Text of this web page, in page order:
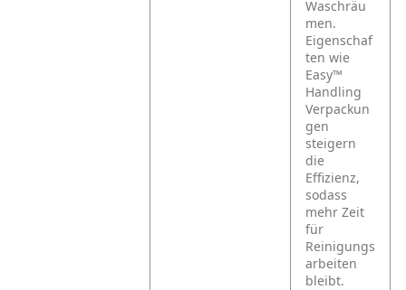
Waschräu
men.
Eigenschaf
ten wie
Easy™
Handling
Verpackun
gen
steigern
die
Effizienz,
sodass
mehr Zeit
für
Reinigungs
arbeiten
bleibt.